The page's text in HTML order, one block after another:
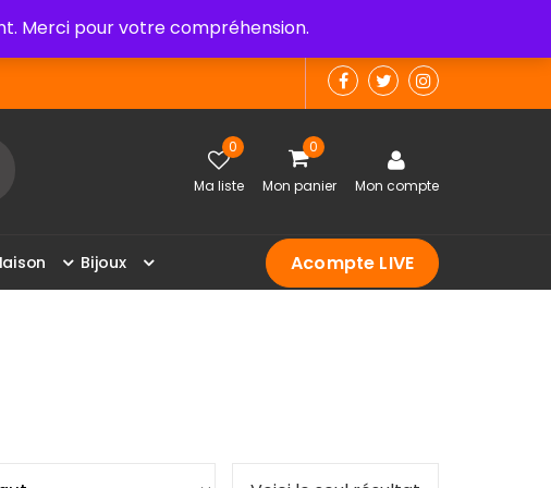
Merci pour votre compréhension.
0
Ma liste
0
Mon panier Mon compte
aison Bijoux Acompte LIVE